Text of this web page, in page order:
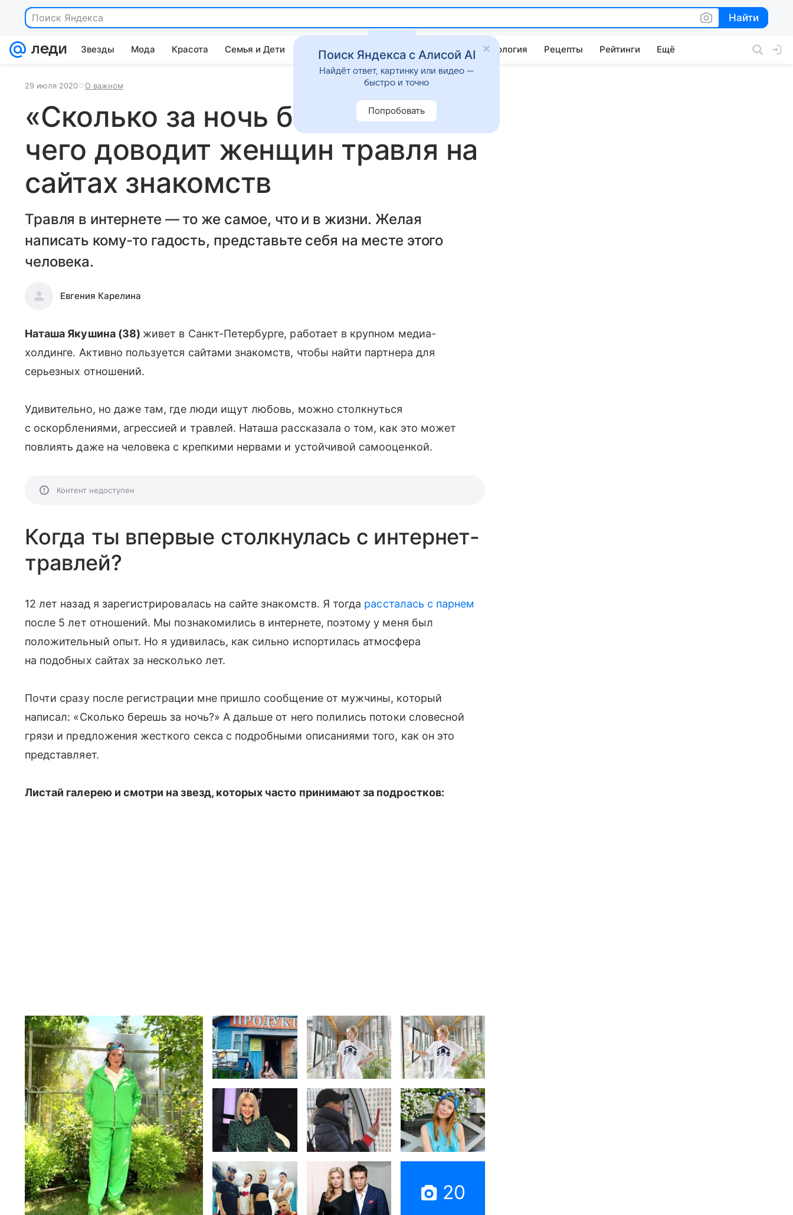
Поиск Яндекса Найти
Найти
Звезды Мода Красота Семья и Дети Дом Гороскопы Стиль жизни Психология Рецепты Рейтинги Ещё
29 июля 2020 О важном
«Сколько за ночь берешь?»: до
чего доводит женщин травля на
сайтах знакомств
Травля в интернете — то же самое, что и в жизни. Желая
написать кому-то гадость, представьте себя на месте этого
человека.
Евгения Карелина
Наташа Якушина (38) живет в Санкт-Петербурге, работает в крупном медиа-
холдинге. Активно пользуется сайтами знакомств, чтобы найти партнера для
серьезных отношений.
Удивительно, но даже там, где люди ищут любовь, можно столкнуться
с оскорблениями, агрессией и травлей. Наташа рассказала о том, как это может
повлиять даже на человека с крепкими нервами и устойчивой самооценкой.
Контент недоступен
Когда ты впервые столкнулась с интернет-
травлей?
12 лет назад я зарегистрировалась на сайте знакомств. Я тогда рассталась с парнем
после 5 лет отношений. Мы познакомились в интернете, поэтому у меня был
положительный опыт. Но я удивилась, как сильно испортилась атмосфера
на подобных сайтах за несколько лет.
Почти сразу после регистрации мне пришло сообщение от мужчины, который
написал: «Сколько берешь за ночь?» А дальше от него полились потоки словесной
грязи и предложения жесткого секса с подробными описаниями того, как он это
представляет.
Листай галерею и смотри на звезд, которых часто принимают за подростков:
20
Поиск Яндекса с Алисой AI
Найдёт ответ, картинку или видео —
быстро и точно
Попробовать